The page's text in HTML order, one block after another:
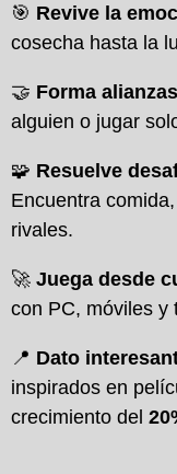
🎯 Revive la
cosecha hasta la
🤝 Forma
alguien o jugar
🧩 Resuelve
Encuentra
rivales.
🚀 Juega desde
con PC, móviles y
📍 Dato
inspirados en
crecimiento del